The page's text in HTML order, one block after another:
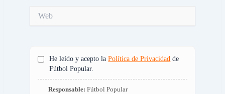
He leído y acepto laPolítica de Privacidad de
Fútbol Popular.
Responsable: Fútbol Popular